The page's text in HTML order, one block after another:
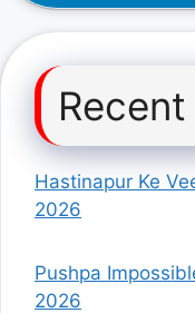
Hastinapur Ke
2026
Pushpa
2026